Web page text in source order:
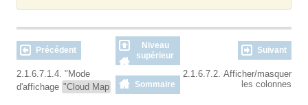
Précédent
Niveau
supérieur
Suivant
2.1.6.7.1.4. "Mode
d'affichage "Cloud Map Sommaire
2.1.6.7.2. Afficher/masquer
les colonnes